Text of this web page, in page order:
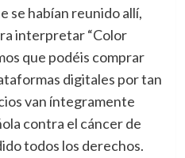
se habían reunido allí,
interpretar “Color
que podéis comprar
digitales por tan
van íntegramente
contra el cáncer de
todos los derechos.